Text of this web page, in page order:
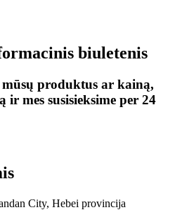
biuletenis
produktus ar kainą,
mes susisieksime per 24
City, Hebei provincija